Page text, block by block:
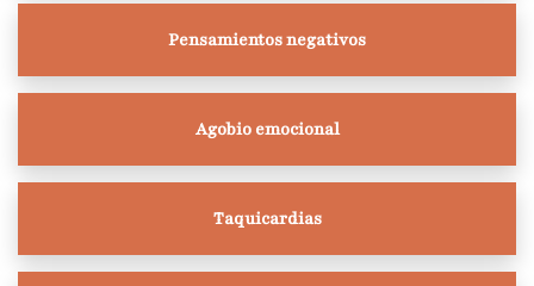
Pensamientos negativos
Agobio emocional
Taquicardias